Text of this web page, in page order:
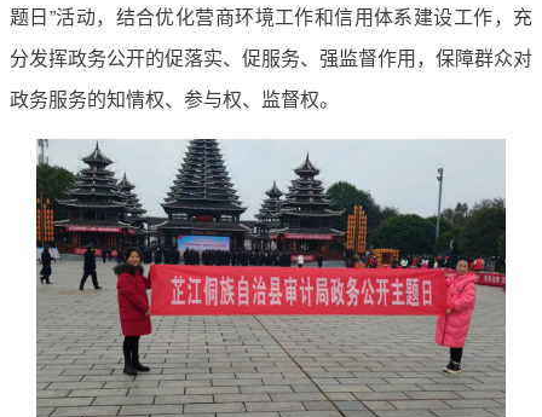
题日”活动，结合优化营商环境工作和信用体系建设工作，充
分发挥政务公开的促落实、促服务、强监督作用，保障群众对
政务服务的知情权、参与权、监督权。